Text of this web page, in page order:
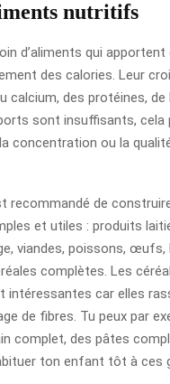
nutritifs
d’aliments qui apportent
des calories. Leur
calcium, des protéines, de
sont insuffisants, cela
la concentration ou la
recommandé de
et utiles : produits
viandes, poissons, œufs,
complètes. Les
intéressantes car elles
de fibres. Tu peux par
complet, des pâtes
ton enfant tôt à ces